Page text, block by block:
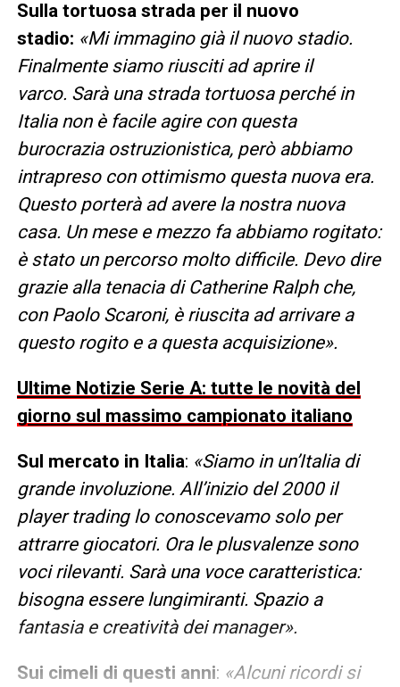
Sulla tortuosa strada per il nuovo
stadio: «Mi immagino già il nuovo stadio.
Finalmente siamo riusciti ad aprire il
varco. Sarà una strada tortuosa perché in
Italia non è facile agire con questa
burocrazia ostruzionistica, però abbiamo
intrapreso con ottimismo questa nuova era.
Questo porterà ad avere la nostra nuova
casa. Un mese e mezzo fa abbiamo rogitato:
è stato un percorso molto difficile. Devo dire
grazie alla tenacia di Catherine Ralph che,
con Paolo Scaroni, è riuscita ad arrivare a
questo rogito e a questa acquisizione».
Ultime Notizie Serie A: tutte le novità del
giorno sul massimo campionato italiano
Sul mercato in Italia: «Siamo in un’Italia di
grande involuzione. All’inizio del 2000 il
player trading lo conoscevamo solo per
attrarre giocatori. Ora le plusvalenze sono
voci rilevanti. Sarà una voce caratteristica:
bisogna essere lungimiranti. Spazio a
fantasia e creatività dei manager».
Sui cimeli di questi anni: «Alcuni ricordi si